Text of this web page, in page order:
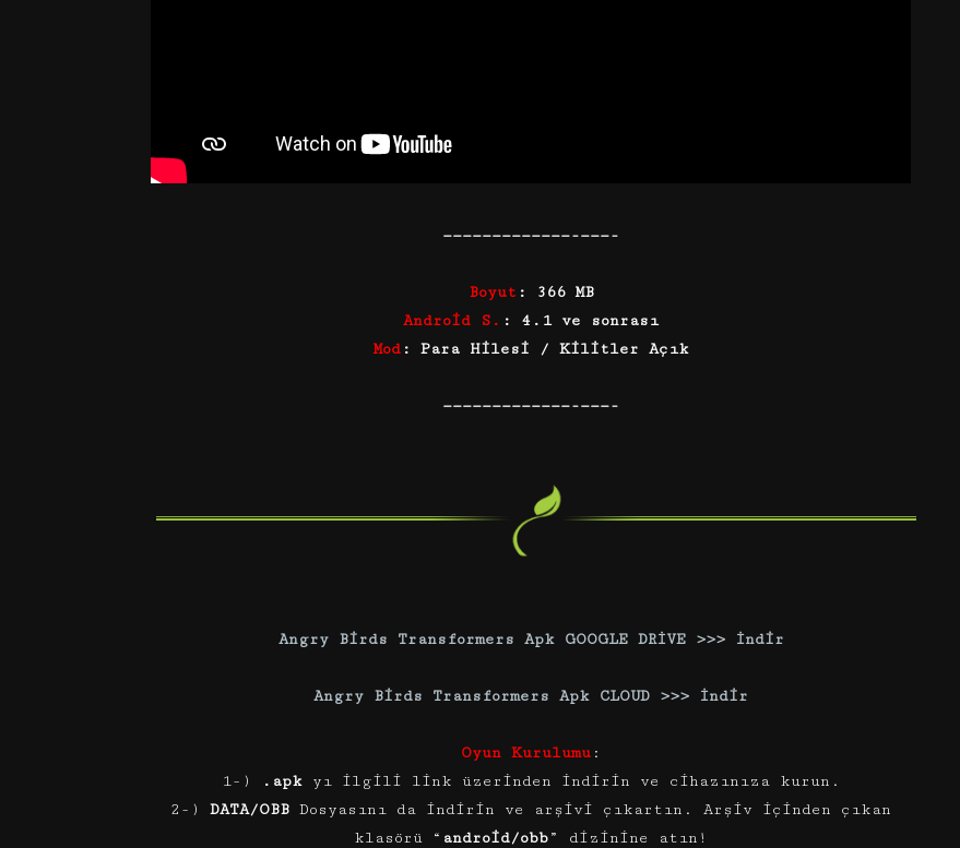
—————————————-———-
Boyut : 366 MB
Android S. : 4.1 ve sonrası
Mod: Para Hilesi / Kilitler Açık
—————————————-———-
Angry Birds Transformers Apk GOOGLE DRİVE >>> İndir
Angry Birds Transformers Apk CLOUD >>> İndir
Oyun Kurulumu :
1-)
.apkyı ilgili link üzerinden indirin ve cihazınıza kurun.
2-) DATA/OBB Dosyasını da indirin ve arşivi çıkartın. Arşiv içinden çıkan
klasörü “ android/obb” dizinine atın!